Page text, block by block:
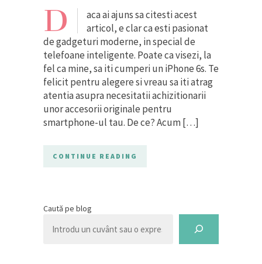
D
aca ai ajuns sa citesti acest
articol, e clar ca esti pasionat
de gadgeturi moderne, in special de
telefoane inteligente. Poate ca visezi, la
fel ca mine, sa iti cumperi un iPhone 6s. Te
felicit pentru alegere si vreau sa iti atrag
atentia asupra necesitatii achizitionarii
unor accesorii originale pentru
smartphone-ul tau. De ce? Acum […]
CONTINUE READING
Caută pe blog